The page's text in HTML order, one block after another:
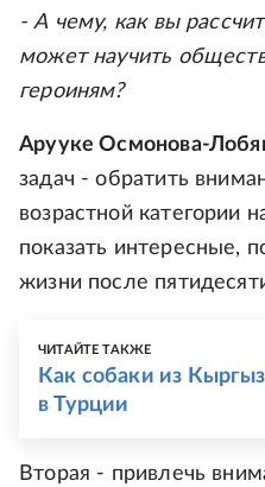
- А чему, как вы
может научить
героиням?
Арууке Осмонова-
задач - обратить
возрастной категории
показать интересные,
жизни после
ЧИТАЙТЕ ТАКЖЕ
Как собаки из
в Турции
Вторая - привлечь